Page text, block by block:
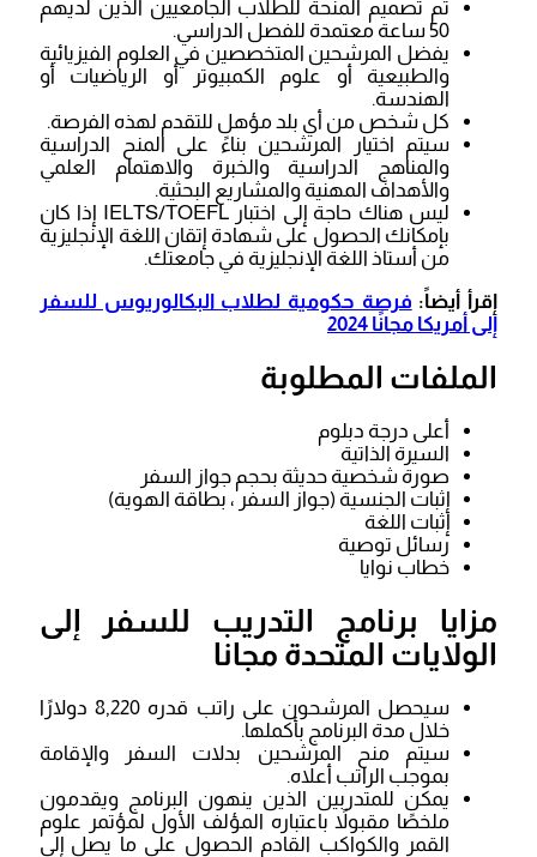
تم تصميم المنحة للطلاب الجامعيين الذين لديهم
50 ساعة معتمدة للفصل الدراسي.
يفضل المرشحين المتخصصين في العلوم الفيزيائية
والطبيعية أو علوم الكمبيوتر أو الرياضيات أو
الهندسة.
كل شخص من أي بلد مؤهل للتقدم لهذه الفرصة.
سيتم اختيار المرشحين بناءً على المنح الدراسية
والمناهج الدراسية والخبرة والاهتمام العلمي
والأهداف المهنية والمشاريع البحثية.
ليس هناك حاجة إلى اختبار IELTS/TOEFL إذا كان
بإمكانك الحصول على شهادة إتقان اللغة الإنجليزية
من أستاذ اللغة الإنجليزية في جامعتك.
إقرأ أيضاً: فرصة حكومية لطلاب البكالوريوس للسفر
إلى أمريكا مجانًا 2024
الملفات المطلوبة
أعلى درجة دبلوم
السيرة الذاتية
صورة شخصية حديثة بحجم جواز السفر
إثبات الجنسية (جواز السفر ، بطاقة الهوية)
إثبات اللغة
رسائل توصية
خطاب نوايا
مزايا برنامج التدريب للسفر إلى
الولايات المتحدة مجانا
سيحصل المرشحون على راتب قدره 8,220 دولارًا
خلال مدة البرنامج بأكملها.
سيتم منح المرشحين بدلات السفر والإقامة
بموجب الراتب أعلاه.
يمكن للمتدربين الذين ينهون البرنامج ويقدمون
ملخصًا مقبولاً باعتباره المؤلف الأول لمؤتمر علوم
القمر والكواكب القادم الحصول على ما يصل إلى